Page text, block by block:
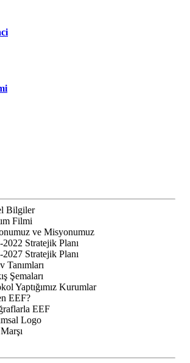
Bilgiler
Filmi
ve Misyonumuz
2022 Stratejik Planı
2027 Stratejik Planı
Tanımları
Şemaları
Yaptığımız Kurumlar
EEF?
EEF
Logo